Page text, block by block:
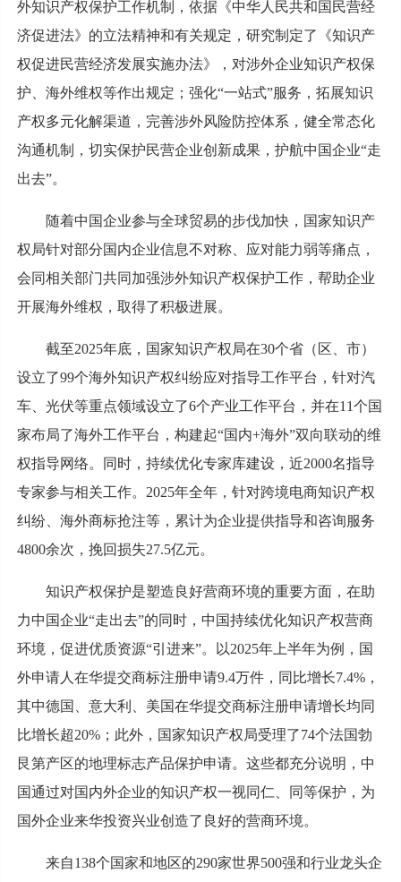
外知识产权保护工作机制，依据《中华人民共和国民营经
济促进法》的立法精神和有关规定，研究制定了《知识产
权促进民营经济发展实施办法》，对涉外企业知识产权保
护、海外维权等作出规定；强化“一站式”服务，拓展知识
产权多元化解渠道，完善涉外风险防控体系，健全常态化
沟通机制，切实保护民营企业创新成果，护航中国企业“走
出去”。
随着中国企业参与全球贸易的步伐加快，国家知识产
权局针对部分国内企业信息不对称、应对能力弱等痛点，
会同相关部门共同加强涉外知识产权保护工作，帮助企业
开展海外维权，取得了积极进展。
截至2025年底，国家知识产权局在30个省（区、市）
设立了99个海外知识产权纠纷应对指导工作平台，针对汽
车、光伏等重点领域设立了6个产业工作平台，并在11个国
家布局了海外工作平台，构建起“国内+海外”双向联动的维
权指导网络。同时，持续优化专家库建设，近2000名指导
专家参与相关工作。2025年全年，针对跨境电商知识产权
纠纷、海外商标抢注等，累计为企业提供指导和咨询服务
4800余次，挽回损失27.5亿元。
知识产权保护是塑造良好营商环境的重要方面，在助
力中国企业“走出去”的同时，中国持续优化知识产权营商
环境，促进优质资源“引进来”。以2025年上半年为例，国
外申请人在华提交商标注册申请9.4万件，同比增长7.4%，
其中德国、意大利、美国在华提交商标注册申请增长均同
比增长超20%；此外，国家知识产权局受理了74个法国勃
艮第产区的地理标志产品保护申请。这些都充分说明，中
国通过对国内外企业的知识产权一视同仁、同等保护，为
国外企业来华投资兴业创造了良好的营商环境。
来自138个国家和地区的290家世界500强和行业龙头企